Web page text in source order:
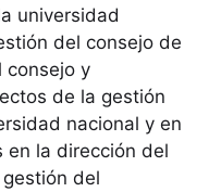
universidad
del consejo de
consejo y
de la gestión
nacional y en
en la dirección del
del